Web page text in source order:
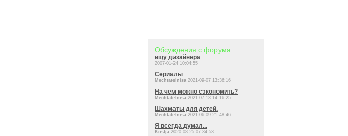
Обсуждения с форума
ищу дизайнера
2007-01-24 10:04:55
Сериалы
Mechtatelnisa 2021-09-07 13:36:16
На чем можно сэкономить?
Mechtatelnisa 2021-07-13 14:16:25
Шахматы для детей.
Mechtatelnisa 2021-06-09 21:48:46
Я всегда думал...
Kostja 2020-08-25 07:34:53